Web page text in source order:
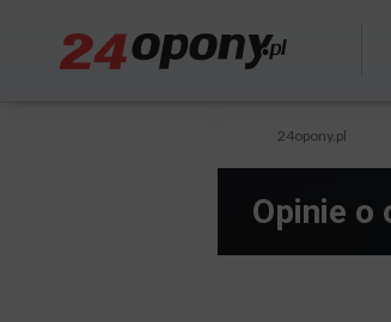
24opony.pl
Opinie o